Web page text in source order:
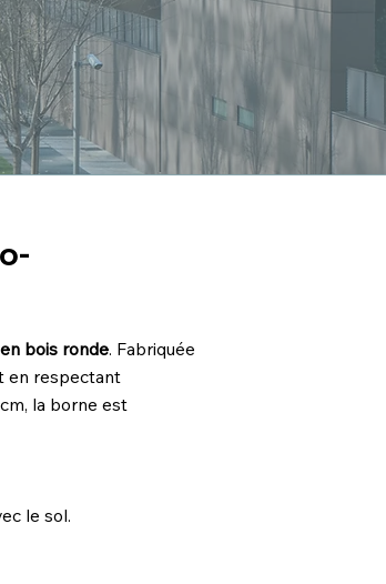
bois ronde. Fabriquée
en respectant
la borne est
le sol.